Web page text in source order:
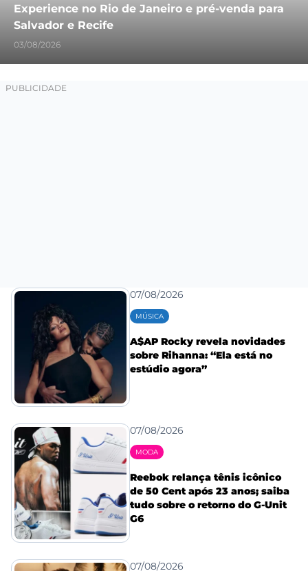
Experience no Rio de Janeiro e pré-venda para
Salvador e Recife
03/08/2026
07/08/2026
MÚSICA
A$AP Rocky revela novidades
sobre Rihanna: “Ela está no
estúdio agora”
07/08/2026
MODA
Reebok relança tênis icônico
de 50 Cent após 23 anos; saiba
tudo sobre o retorno do G-Unit
G6
07/08/2026